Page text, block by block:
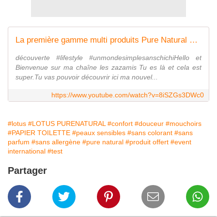
La première gamme multi produits Pure Natural de Lotus
découverte #lifestyle #unmondesimplesanschichiHello et
Bienvenue sur ma chaîne les zazamis Tu es là et cela est
super.Tu vas pouvoir découvrir ici ma nouvel...
https://www.youtube.com/watch?v=8iSZGs3DWc0
#lotus #LOTUS PURENATURAL #confort #douceur #mouchoirs
#PAPIER TOILETTE #peaux sensibles #sans colorant #sans
parfum #sans allergène #pure natural #produit offert #event
international #test
Partager